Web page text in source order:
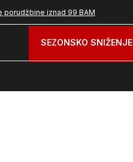
porudžbine iznad 99 BAM
SEZONSKO SNIŽENJE